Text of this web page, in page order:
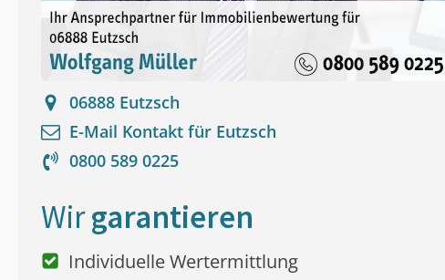
06888 Eutzsch
E-Mail Kontakt für Eutzsch
0800 589 0225
Wirgarantieren
Individuelle Wertermittlung